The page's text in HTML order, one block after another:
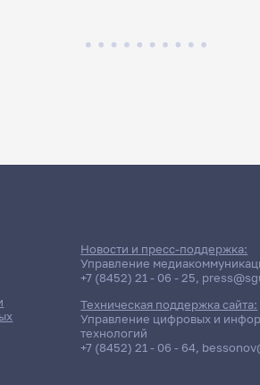
Новости и пресс-поддержка:
Управление
+7 (8452) 21 - 06 - 25,
Техническая поддержка сайта:
Управление цифровых и
технологий
+7 (8452) 21 - 06 - 64,